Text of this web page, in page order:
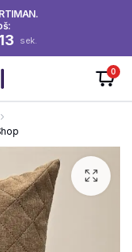
13 sek.
0